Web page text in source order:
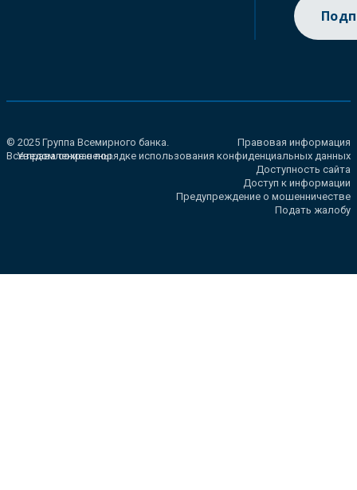
© 2025 Группа Всемирного банка.
Все права сохранены.
Правовая информация
Уведомление о порядке использования конфиденциальных данных
Доступность сайта
Доступ к информации
Предупреждение о мошенничестве
Подать жалобу